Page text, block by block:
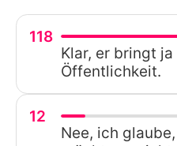
118
Klar, er bringt
Öffentlichkeit.
12
Nee, ich